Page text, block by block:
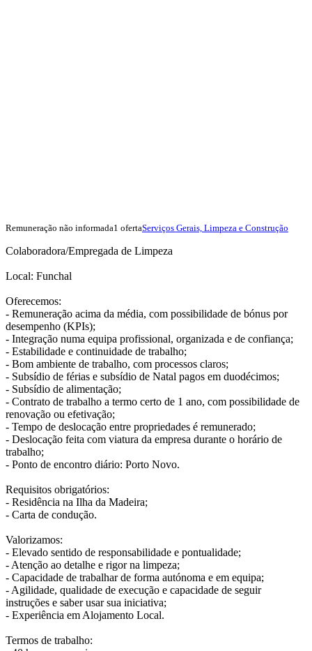
Remuneração não informada1 ofertaServiços Gerais, Limpeza e Construção
Colaboradora/Empregada de Limpeza
Local: Funchal
Oferecemos:
- Remuneração acima da média, com possibilidade de bónus por
desempenho (KPIs);
- Integração numa equipa profissional, organizada e de confiança;
- Estabilidade e continuidade de trabalho;
- Bom ambiente de trabalho, com processos claros;
- Subsídio de férias e subsídio de Natal pagos em duodécimos;
- Subsídio de alimentação;
- Contrato de trabalho a termo certo de 1 ano, com possibilidade de
renovação ou efetivação;
- Tempo de deslocação entre propriedades é remunerado;
- Deslocação feita com viatura da empresa durante o horário de
trabalho;
- Ponto de encontro diário: Porto Novo.
Requisitos obrigatórios:
- Residência na Ilha da Madeira;
- Carta de condução.
Valorizamos:
- Elevado sentido de responsabilidade e pontualidade;
- Atenção ao detalhe e rigor na limpeza;
- Capacidade de trabalhar de forma autónoma e em equipa;
- Agilidade, qualidade de execução e capacidade de seguir
instruções e saber usar sua iniciativa;
- Experiência em Alojamento Local.
Termos de trabalho: